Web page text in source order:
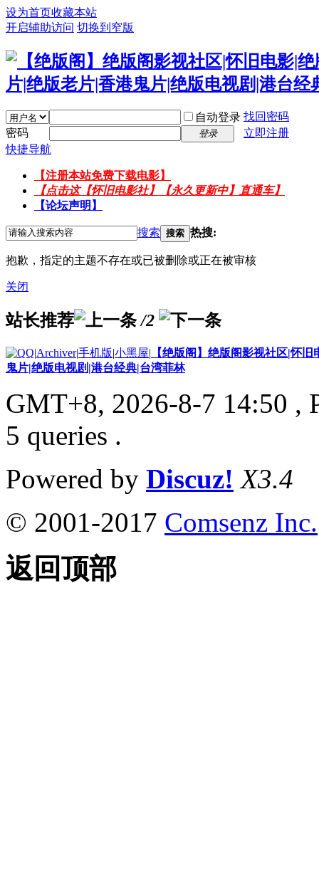
设为首页收藏本站
开启辅助访问 切换到窄版
自动登录 找回密码
密码
登录
立即注册
快捷导航
【注册本站免费下载电影】
【点击这【怀旧电影社】【永久更新中】直通车】
【论坛声明】
搜索 搜索 热搜:
抱歉，指定的主题不存在或已被删除或正在被审核
关闭
站长推荐 /2
|Archiver|手机版|小黑屋| 【绝版阁】绝版阁影视社区|怀
鬼片|绝版电视剧|港台经典|台湾菲林
GMT+8, 2026-8-7 14:50 ,
5 queries .
Powered by Discuz! X3.4
© 2001-2017 Comsenz Inc.
返回顶部